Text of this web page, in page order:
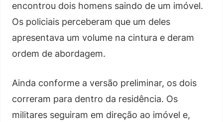
encontrou dois homens saindo de um imóvel.
Os policiais perceberam que um deles
apresentava um volume na cintura e deram
ordem de abordagem.
Ainda conforme a versão preliminar, os dois
correram para dentro da residência. Os
militares seguiram em direção ao imóvel e,